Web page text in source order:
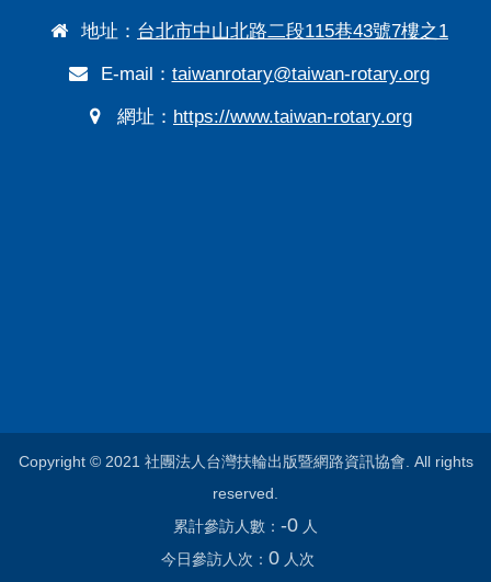
地址： 台北市中山北路二段115巷43號7樓之1
E-mail： taiwanrotary@taiwan-rotary.org
網址： https://www.taiwan-rotary.org
Copyright © 2021 社團法人台灣扶輪出版暨網路資訊協會. All rights
reserved.
累計參訪人數： -0 人
今日參訪人次： 0 人次